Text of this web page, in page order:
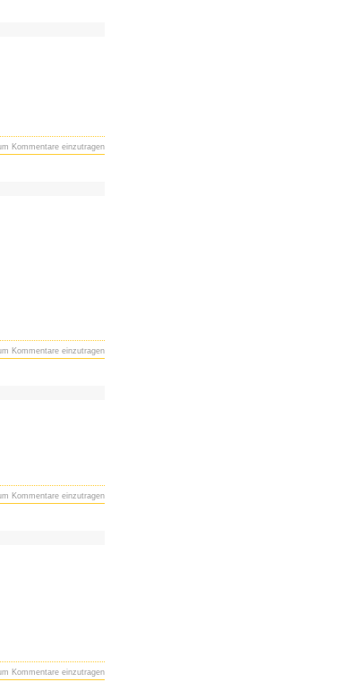
Kommentare einzutragen
Kommentare einzutragen
Kommentare einzutragen
Kommentare einzutragen